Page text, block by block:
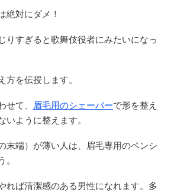
絶対にダメ！
りすぎると歌舞伎役者にみたいになっ
を伝授します。
て、 眉毛用のシェーバーで形を整え
いように整えます。
末端）が薄い人は、眉毛専用のペンシ
れば清潔感のある男性になれます。多